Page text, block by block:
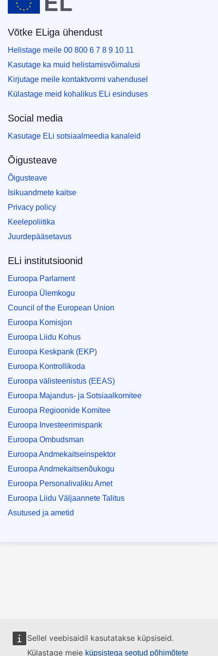
Sellel veebisaidil kasutatakse küpsiseid.
Külastage meie küpsistega seotud põhimõtete
Võtke ELiga ühendust
Helistage meile 00 800 6 7 8 9 10 11
Kasutage ka muid helistamisvõimalusi
Kirjutage meile kontaktvormi vahendusel
Külastage meid kohalikus ELi esinduses
Social media
Kasutage ELi sotsiaalmeedia kanaleid
Õigusteave
Õigusteave
Isikuandmete kaitse
Privacy policy
Keelepoliitika
Juurdepääsetavus
ELi institutsioonid
Euroopa Parlament
Euroopa Ülemkogu
Council of the European Union
Euroopa Komisjon
Euroopa Liidu Kohus
Euroopa Keskpank (EKP)
Euroopa Kontrollikoda
Euroopa välisteenistus (EEAS)
Euroopa Majandus- ja Sotsiaalkomitee
Euroopa Regioonide Komitee
Euroopa Investeerimispank
Euroopa Ombudsman
Euroopa Andmekaitseinspektor
Euroopa Andmekaitsenõukogu
Euroopa Personalivaliku Amet
Euroopa Liidu Väljaannete Talitus
Asutused ja ametid